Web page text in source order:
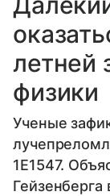
летней
физики
Ученые
1E1547.